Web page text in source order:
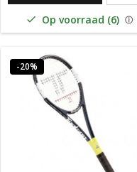
 Op voorraad (6)
-20%